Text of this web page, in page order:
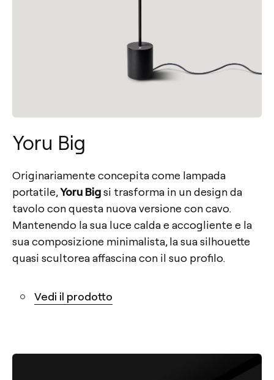
Yoru Big
Originariamente concepita come lampada
portatile,Yoru Bigsi trasforma in un design da
tavolo con questa nuova versione con cavo.
Mantenendo la sua luce calda e accogliente e la
sua composizione minimalista, la sua silhouette
quasi scultorea affascina con il suo profilo.
Vedi il prodotto